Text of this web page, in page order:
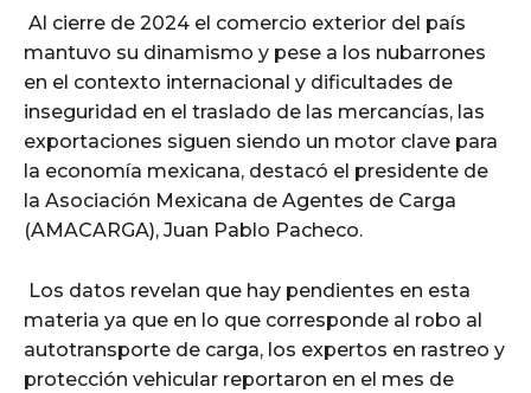
Al cierre de 2024 el comercio exterior del país
mantuvo su dinamismo y pese a los nubarrones
en el contexto internacional y dificultades de
inseguridad en el traslado de las mercancías, las
exportaciones siguen siendo un motor clave para
la economía mexicana, destacó el presidente de
la Asociación Mexicana de Agentes de Carga
(AMACARGA), Juan Pablo Pacheco.
Los datos revelan que hay pendientes en esta
materia ya que en lo que corresponde al robo al
autotransporte de carga, los expertos en rastreo y
protección vehicular reportaron en el mes de